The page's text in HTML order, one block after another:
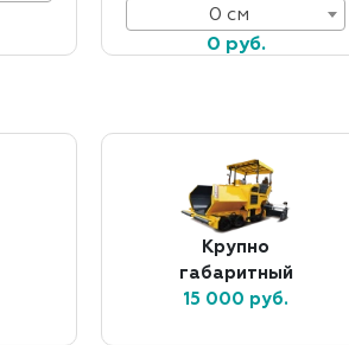
0 см
0 руб.
Крупно
габаритный
15 000 руб.